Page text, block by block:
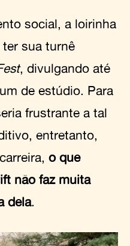
social, a loirinha
sua turnê
, divulgando até
de estúdio. Para
frustrante a tal
entretanto,
o que
não faz muita
dela.